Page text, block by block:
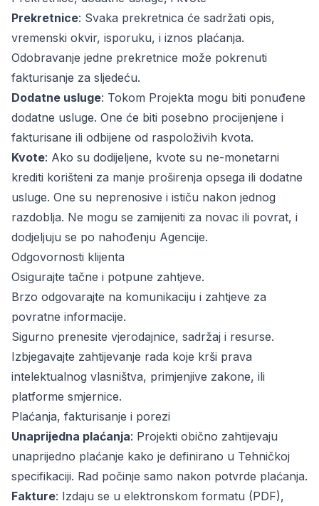
Prekretnice: Svaka prekretnica će sadržati opis,
vremenski okvir, isporuku, i iznos plaćanja.
Odobravanje jedne prekretnice može pokrenuti
fakturisanje za sljedeću.
Dodatne usluge: Tokom Projekta mogu biti ponuđene
dodatne usluge. One će biti posebno procijenjene i
fakturisane ili odbijene od raspoloživih kvota.
Kvote: Ako su dodijeljene, kvote su ne-monetarni
krediti korišteni za manje proširenja opsega ili dodatne
usluge. One su neprenosive i ističu nakon jednog
razdoblja. Ne mogu se zamijeniti za novac ili povrat, i
dodjeljuju se po nahođenju Agencije.
Odgovornosti klijenta
Osigurajte tačne i potpune zahtjeve.
Brzo odgovarajte na komunikaciju i zahtjeve za
povratne informacije.
Sigurno prenesite vjerodajnice, sadržaj i resurse.
Izbjegavajte zahtijevanje rada koje krši prava
intelektualnog vlasništva, primjenjive zakone, ili
platforme smjernice.
Plaćanja, fakturisanje i porezi
Unaprijedna plaćanja: Projekti obično zahtijevaju
unaprijedno plaćanje kako je definirano u Tehničkoj
specifikaciji. Rad počinje samo nakon potvrde plaćanja.
Fakture: Izdaju se u elektronskom formatu (PDF),